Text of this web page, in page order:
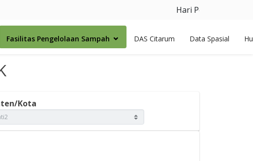
Hari Peduli Sampah
Fasilitas Pengelolaan Sampah DAS Citarum Data Spasial
Kota